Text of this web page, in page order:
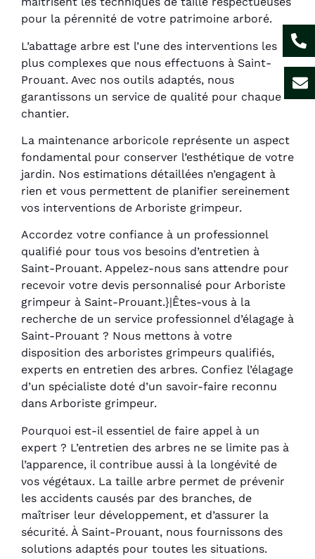
pour la pérennité de votre patrimoine arboré.
L’abattage arbre est l’une des interventions les
plus complexes que nous effectuons à Saint-
Prouant. Avec nos outils adaptés, nous
garantissons un service de qualité pour chaque
chantier.
La maintenance arboricole représente un aspect
fondamental pour conserver l’esthétique de votre
jardin. Nos estimations détaillées n’engagent à
rien et vous permettent de planifier sereinement
vos interventions de Arboriste grimpeur.
Accordez votre confiance à un professionnel
qualifié pour tous vos besoins d’entretien à
Saint-Prouant. Appelez-nous sans attendre pour
recevoir votre devis personnalisé pour Arboriste
grimpeur à Saint-Prouant.}|Êtes-vous à la
recherche de un service professionnel d’élagage à
Saint-Prouant ? Nous mettons à votre
disposition des arboristes grimpeurs qualifiés,
experts en entretien des arbres. Confiez l’élagage
d’un spécialiste doté d’un savoir-faire reconnu
dans Arboriste grimpeur.
Pourquoi est-il essentiel de faire appel à un
expert ? L’entretien des arbres ne se limite pas à
l’apparence, il contribue aussi à la longévité de
vos végétaux. La taille arbre permet de prévenir
les accidents causés par des branches, de
maîtriser leur développement, et d’assurer la
sécurité. À Saint-Prouant, nous fournissons des
solutions adaptés pour toutes les situations.